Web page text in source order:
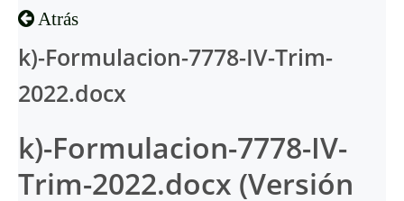
Atrás
k)-Formulacion-7778-IV-Trim-
2022.docx
k)-Formulacion-7778-IV-
Trim-2022.docx (Versión